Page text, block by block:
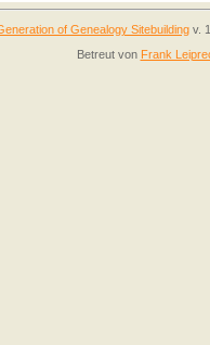
of Genealogy Sitebuildingv.
Betreut von Frank